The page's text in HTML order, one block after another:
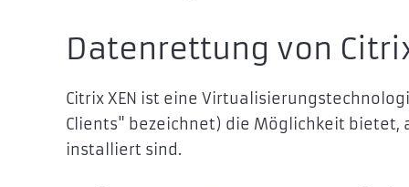
Datenrettung von
Citrix XEN ist eine
Clients" bezeichnet) die Möglichkeit
installiert sind.